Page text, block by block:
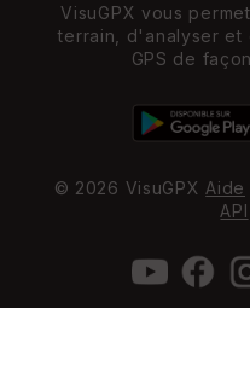
VisuGPX vous
terrain, d'analyser et
GPS de
© 2026 VisuGPX Aide
API